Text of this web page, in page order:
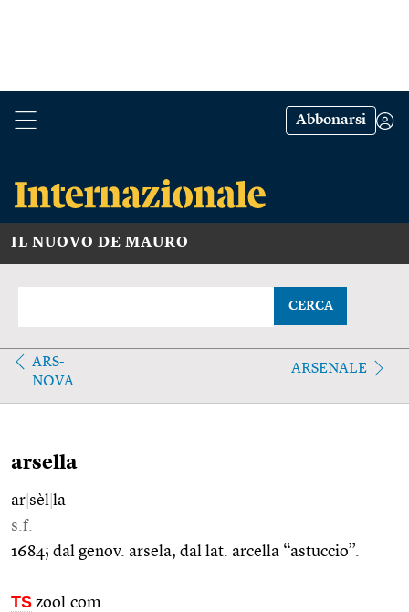
Abbonarsi
IL NUOVO DE MAURO
CERCA
ARS-
NOVA
ARSENALE
arsella
ar sèl la
s.f.
1684; dal genov. arsela, dal lat. arcella “astuccio”.
TS zool.com.